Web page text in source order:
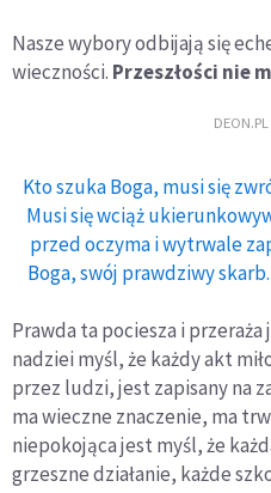
Nasze wybory odbijają się
wieczności. Przeszłości nie
Kto szuka Boga, musi się
Musi się wciąż
przed oczyma i wytrwale
Boga, swój prawdziwy
Prawda ta pociesza i
nadziei myśl, że każdy akt
przez ludzi, jest zapisany na
ma wieczne znaczenie, ma
niepokojąca jest myśl, że
grzeszne działanie, każde